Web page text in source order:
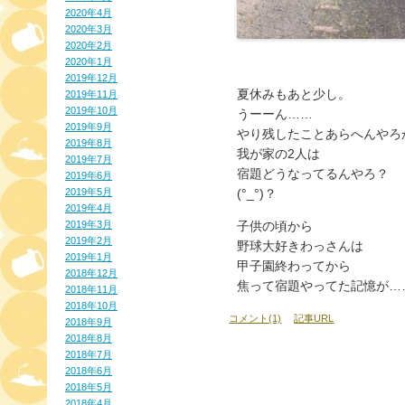
2020年4月
2020年3月
2020年2月
2020年1月
2019年12月
2019年11月
2019年10月
2019年9月
2019年8月
2019年7月
2019年6月
2019年5月
2019年4月
2019年3月
2019年2月
2019年1月
2018年12月
2018年11月
2018年10月
2018年9月
2018年8月
2018年7月
2018年6月
2018年5月
夏休みもあと少し。
うーーん……
やり残したことあらへんやろ
我が家の2人は
宿題どうなってるんやろ？
(°_°)？
子供の頃から
野球大好きわっさんは
甲子園終わってから
焦って宿題やってた記憶が
コメント(1) 記事URL